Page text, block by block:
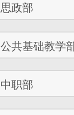
思政部
公共基础教学
中职部